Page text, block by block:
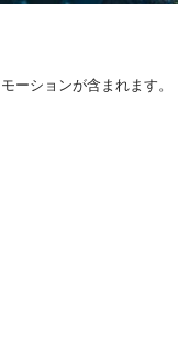
ーションが含まれます。